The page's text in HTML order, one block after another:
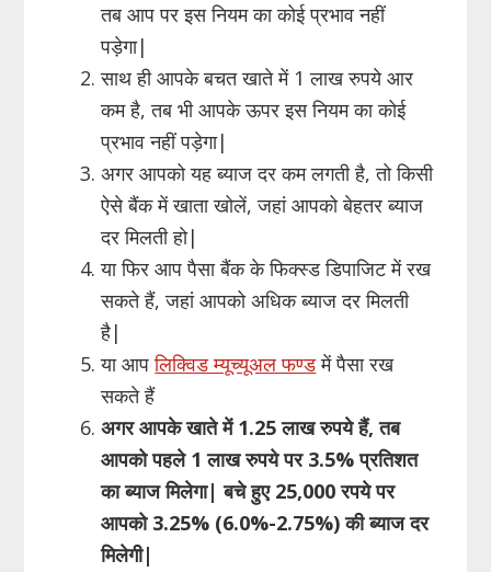
तब आप पर इस नियम का कोई प्रभाव नहीं
पड़ेगा|
साथ ही आपके बचत खाते में 1 लाख रुपये आर
कम है, तब भी आपके ऊपर इस नियम का कोई
प्रभाव नहीं पड़ेगा|
अगर आपको यह ब्याज दर कम लगती है, तो किसी
ऐसे बैंक में खाता खोलें, जहां आपको बेहतर ब्याज
दर मिलती हो|
या फिर आप पैसा बैंक के फिक्स्ड डिपाजिट में रख
सकते हैं, जहां आपको अधिक ब्याज दर मिलती
है|
या आपलिक्विड म्यूच्यूअल फण्डमें पैसा रख
सकते हैं
अगर आपके खाते में 1.25 लाख रुपये हैं, तब
आपको पहले 1 लाख रुपये पर 3.5% प्रतिशत
का ब्याज मिलेगा| बचे हुए 25,000 रपये पर
आपको 3.25% (6.0%-2.75%) की ब्याज दर
मिलेगी|